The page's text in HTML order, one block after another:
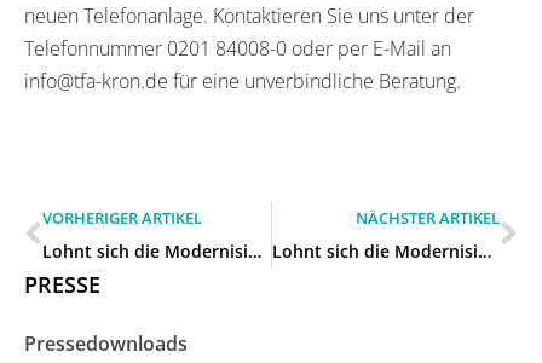
neuen Telefonanlage. Kontaktieren Sie uns unter der
Telefonnummer 0201 84008-0 oder per E-Mail an
info@tfa-kron.de für eine unverbindliche Beratung.
VORHERIGER ARTIKEL
Lohnt sich die Modernisierung unserer 15 Jahre alten Telefonanlage in Erkrath?
NÄCHSTER ARTIKEL
Lohnt sich die Modernisierung unserer 15 Jahre alten Telefonanlage in Hilden?
PRESSE
Pressedownloads